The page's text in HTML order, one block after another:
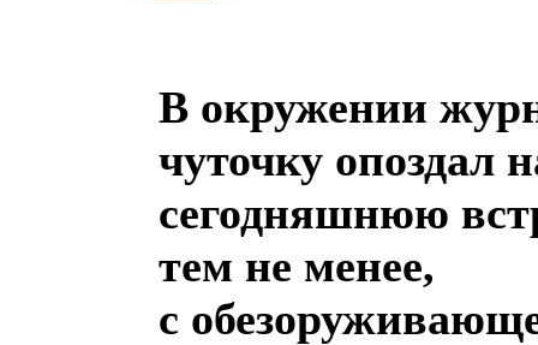
В окружении
чуточку опоздал
сегодняшнюю
тем не менее,
с